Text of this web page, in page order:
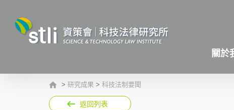
關於
> 研究成果 > 科技法制要聞
返回列表